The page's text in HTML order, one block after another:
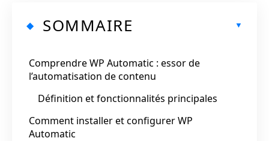
SOMMAIRE
Comprendre WP Automatic : essor de
l’automatisation de contenu
Définition et fonctionnalités principales
Comment installer et configurer WP
Automatic